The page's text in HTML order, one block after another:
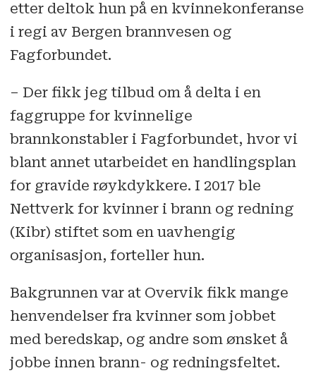
for kvinner i brann og redning.
Bakgrunn
brannkonstabel i Trøndelag Brann-
og redningstjeneste siden 2010.
Holder i tillegg kurs i brannvern
og førstehjelp.
etter deltok hun på en kvinnekonferanse
i regi av Bergen brann­vesen og
Fagforbundet.
– Der fikk jeg tilbud om å delta i en
faggruppe for kvinnelige
brannkonstabler i Fagforbundet, hvor vi
blant annet utarbeidet en handlingsplan
for gravide røykdykkere. I 2017 ble
Nettverk for kvinner i brann og redning
(Kibr) stiftet som en uavhengig
organisasjon, forteller hun.
Bakgrunnen var at Overvik fikk mange
henvendelser fra kvinner som jobbet
med beredskap, og andre som ønsket å
jobbe innen brann- og redningsfeltet.